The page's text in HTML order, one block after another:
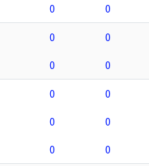
0 0
0 0
0 0
0 0
0 0
0 0